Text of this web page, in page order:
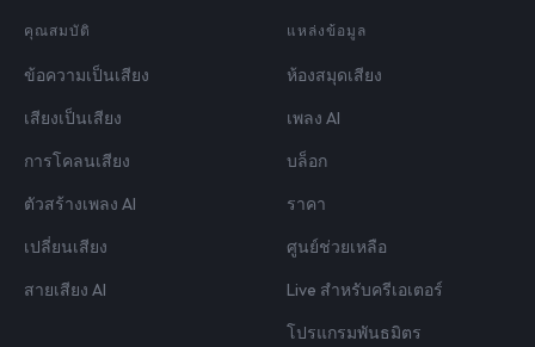
คุณสมบัติ
ข้อความเป็นเสียง
เสียงเป็นเสียง
การโคลนเสียง
ตัวสร้างเพลง AI
เปลี่ยนเสียง
สายเสียง AI
แหล่งข้อมูล
ห้องสมุดเสียง
เพลง AI
บล็อก
ราคา
ศูนย์ช่วยเหลือ
Live สำหรับครีเอเตอร์
โปรแกรมพันธมิตร